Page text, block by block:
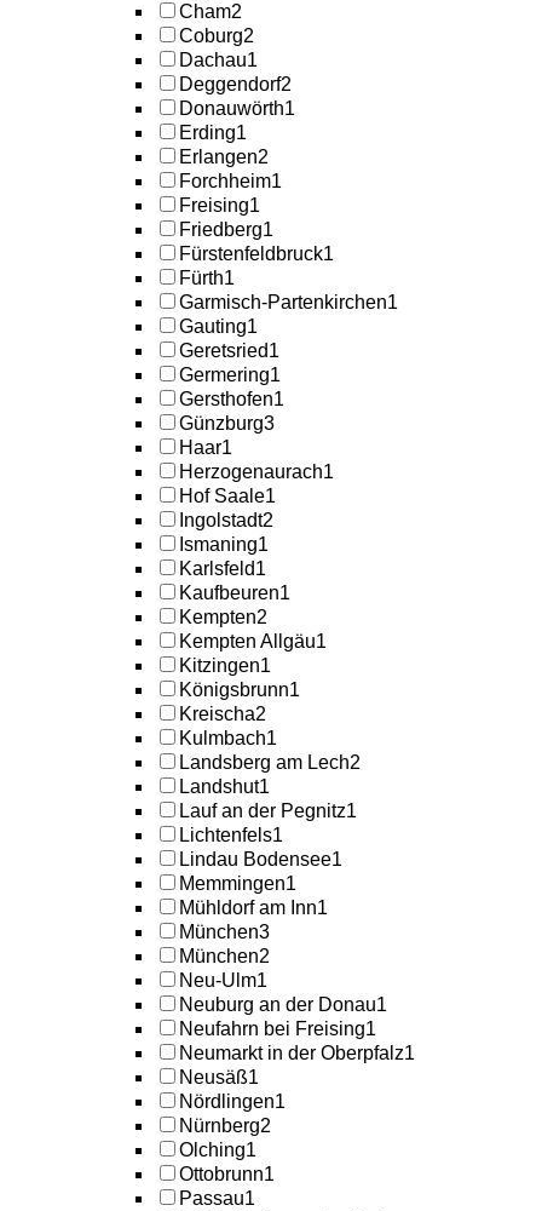
Cham2
Coburg2
Dachau1
Deggendorf2
Donauwörth1
Erding1
Erlangen2
Forchheim1
Freising1
Friedberg1
Fürstenfeldbruck1
Fürth1
Garmisch-Partenkirchen1
Gauting1
Geretsried1
Germering1
Gersthofen1
Günzburg3
Haar1
Herzogenaurach1
Hof Saale1
Ingolstadt2
Ismaning1
Karlsfeld1
Kaufbeuren1
Kempten2
Kempten Allgäu1
Kitzingen1
Königsbrunn1
Kreischa2
Kulmbach1
Landsberg am Lech2
Landshut1
Lauf an der Pegnitz1
Lichtenfels1
Lindau Bodensee1
Memmingen1
Mühldorf am Inn1
München3
München2
Neu-Ulm1
Neuburg an der Donau1
Neufahrn bei Freising1
Neumarkt in der Oberpfalz1
Neusäß1
Nördlingen1
Nürnberg2
Olching1
Ottobrunn1
Passau1